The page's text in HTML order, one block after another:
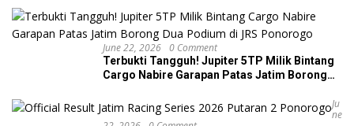
June 22, 2026 0 Comment
Terbukti Tangguh! Jupiter 5TP Milik Bintang
Cargo Nabire Garapan Patas Jatim Borong
Ju
Ne